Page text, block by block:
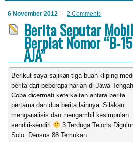
6 November 2012 2 Comments
Berita Seputar Mobil
Berplat Nomor “B-
AJA”
Berikut saya sajikan tiga buah kliping
berita dari beberapa harian di Jawa
Coba dicermati keterkaitan antara berita
pertama dan dua berita lainnya. Silakan
menganalisis dan mengambil kesimpulan
sendiri-sendiri
3 Terduga Teroris
Solo: Densus 88 Temukan